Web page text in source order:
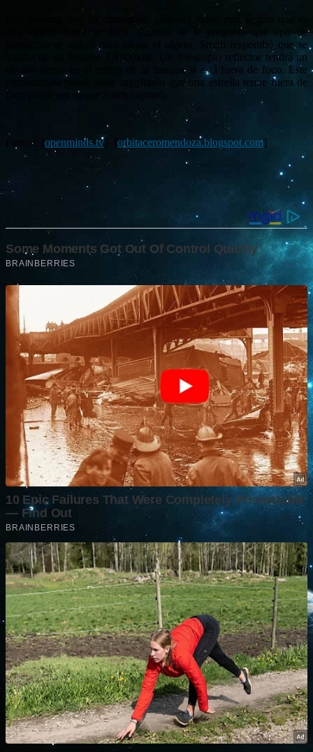
Una persona que ha comentado sobre el vídeo está segura que es
una estrella fuera de foco. Cuando se le preguntó qué tipo de
telescopio se utilizó para filmar el objeto, Smith respondió que se
trataba de un Jessops TA800x80. Un telescopio reflector tendrá un
círculo negro en el centro de la imagen si está fuera de foco. Este
comentarista puede estar sugiriendo que una estrella tenue fuera de
foco puede ser lo que Smith capturó.
Fuente: [ openminds.tv]- [ orbitaceromendoza.blogspot.com]